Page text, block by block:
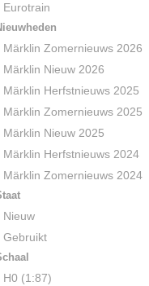
Eurotrain
Märklin Zomernieuws 2026
Märklin Nieuw 2026
Märklin Herfstnieuws 2025
Märklin Zomernieuws 2025
Märklin Nieuw 2025
Märklin Herfstnieuws 2024
Märklin Zomernieuws 2024
Nieuw
Gebruikt
H0 (1:87)